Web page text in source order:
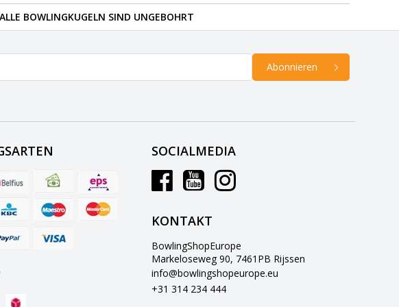
ALLE BOWLINGKUGELN SIND UNGEBOHRT
Abonnieren
SOCIALMEDIA
KONTAKT
BowlingShopEurope
Markeloseweg 90, 7461PB Rijssen
info@bowlingshopeurope.eu
+31 314 234 444